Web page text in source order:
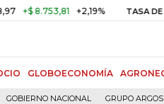
+2,19% TASA DE USURA
GLOBOECONOMÍA
GOBIERNO NACIONAL GRUPO ARGOS